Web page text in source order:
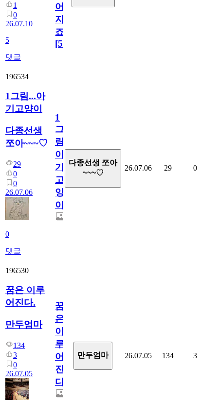
1
0
26.07.10
5
댓글
어
지
죠.?
[5]
196534
1그림...아
기고양이
다종선생
쪼아~~~♡
29
0
0
26.07.06
0
댓글
1
그
림...
아
기
고
양
이
다종선생 쪼아
~~~♡
26.07.06 29 0
196530
꿈은 이루
어진다.
만두엄마
134
3
0
26.07.05
꿈
은
이
루
어
진
다.
만두엄마 26.07.05 134 3